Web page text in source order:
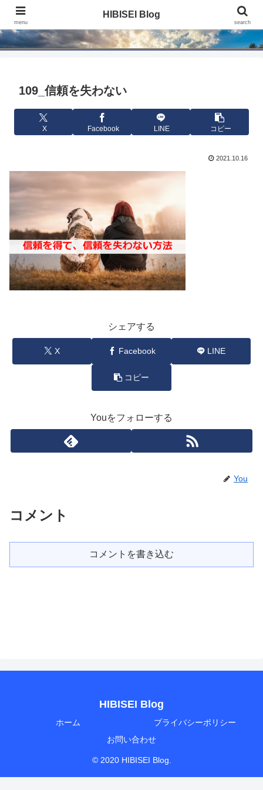
HIBISEI Blog
109_信頼を失わない
X Facebook LINE コピー
2021.10.16
シェアする
X Facebook LINE
コピー
Youをフォローする
You
コメント
コメントを書き込む
HIBISEI Blog
ホーム
プライバシーポリシー
お問い合わせ
© 2020 HIBISEI Blog.
menu
HIBISEI Blog
search